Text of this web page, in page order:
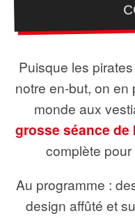
Puisque les
notre en-but, on en
monde aux
grosse séance de
complète
Au programme :
design affûté et